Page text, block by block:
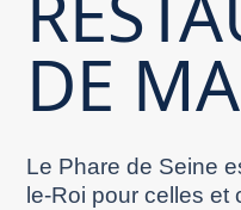
DE
Le Phare de Seine
le-Roi pour celles